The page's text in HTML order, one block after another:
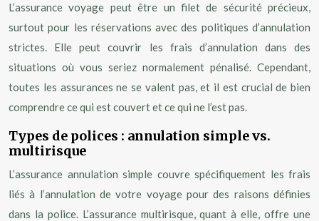
L’assurance voyage peut être un filet de sécurité précieux,
surtout pour les réservations avec des politiques d’annulation
strictes. Elle peut couvrir les frais d’annulation dans des
situations où vous seriez normalement pénalisé. Cependant,
toutes les assurances ne se valent pas, et il est crucial de bien
comprendre ce qui est couvert et ce qui ne l’est pas.
Types de polices : annulation simple vs.
multirisque
L’assurance annulation simple couvre spécifiquement les frais
liés à l’annulation de votre voyage pour des raisons définies
dans la police. L’assurance multirisque, quant à elle, offre une